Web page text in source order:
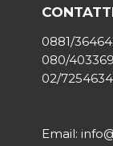
0881/
080/
02/
Email: